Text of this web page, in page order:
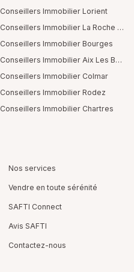
Conseillers Immobilier Lorient
Conseillers Immobilier La Roche Sur Yon
Conseillers Immobilier Bourges
Conseillers Immobilier Aix Les Bains
Conseillers Immobilier Colmar
Conseillers Immobilier Rodez
Conseillers Immobilier Chartres
Nos services
Vendre en toute sérénité
SAFTI Connect
Avis SAFTI
Contactez-nous